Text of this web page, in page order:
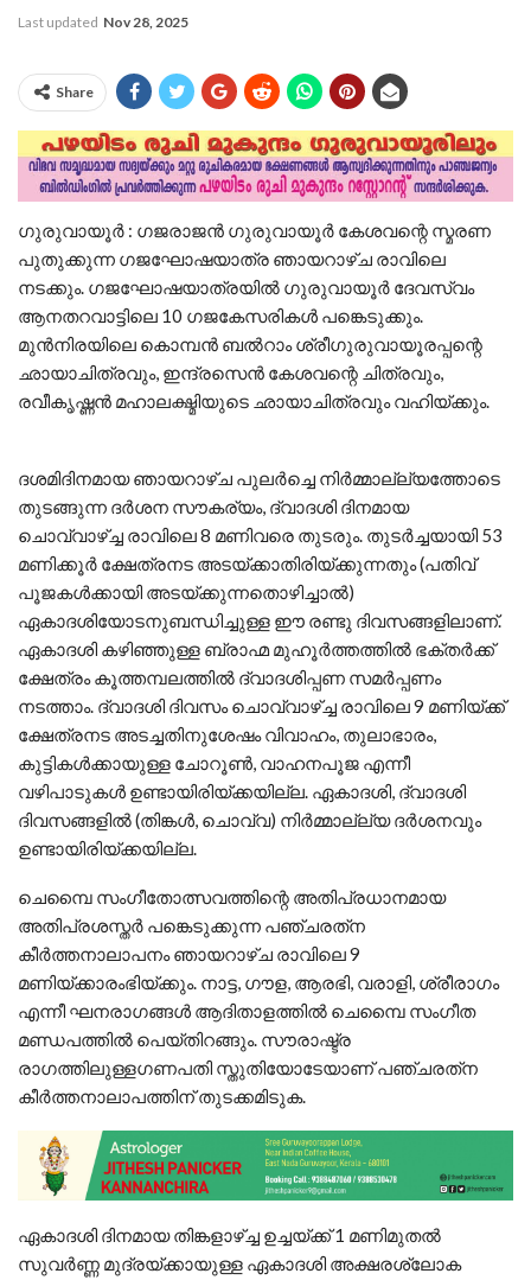
Last updated Nov 28, 2025
Share
ഗുരുവായൂര്‍ : ഗജരാജന്‍ ഗുരുവായൂര്‍ കേശവന്റെ സ്മരണ
പുതുക്കുന്ന ഗജഘോഷയാത്ര ഞായറാഴ്ച രാവിലെ
നടക്കും. ഗജഘോഷയാത്രയില്‍ ഗുരുവായൂര്‍ ദേവസ്വം
ആനതറവാട്ടിലെ 10 ഗജകേസരികള്‍ പങ്കെടുക്കും.
മുന്‍നിരയിലെ കൊമ്പന്‍ ബല്‍റാം ശ്രീഗുരുവായൂരപ്പന്റെ
ഛായാചിത്രവും, ഇന്ദ്രസെന്‍ കേശവന്റെ ചിത്രവും,
രവീകൃഷ്ണന്‍ മഹാലക്ഷ്മിയുടെ ഛായാചിത്രവും വഹിയ്ക്കും.
ദശമിദിനമായ ഞായറാഴ്ച പുലര്‍ച്ചെ നിര്‍മ്മാല്ല്യത്തോടെ
തുടങ്ങുന്ന ദര്‍ശന സൗകര്യം, ദ്വാദശി ദിനമായ
ചൊവ്വാഴ്ച്ച രാവിലെ 8 മണിവരെ തുടരും. തുടര്‍ച്ചയായി 53
മണിക്കൂര്‍ ക്ഷേത്രനട അടയ്ക്കാതിരിയ്ക്കുന്നതും (പതിവ്
പൂജകള്‍ക്കായി അടയ്ക്കുന്നതൊഴിച്ചാല്‍)
ഏകാദശിയോടനുബന്ധിച്ചുള്ള ഈ രണ്ടു ദിവസങ്ങളിലാണ്.
ഏകാദശി കഴിഞ്ഞുള്ള ബ്രാഹ്മ മുഹൂര്‍ത്തത്തില്‍ ഭക്തര്‍ക്ക്
ക്ഷേത്രം കൂത്തമ്പലത്തില്‍ ദ്വാദശിപ്പണ സമര്‍പ്പണം
നടത്താം. ദ്വാദശി ദിവസം ചൊവ്വാഴ്ച്ച രാവിലെ 9 മണിയ്ക്ക്
ക്ഷേത്രനട അടച്ചതിനുശേഷം വിവാഹം, തുലാഭാരം,
കുട്ടികള്‍ക്കായുള്ള ചോറൂണ്‍, വാഹനപൂജ എന്നീ
വഴിപാടുകള്‍ ഉണ്ടായിരിയ്ക്കയില്ല. ഏകാദശി, ദ്വാദശി
ദിവസങ്ങളില്‍ (തിങ്കള്‍, ചൊവ്വ) നിര്‍മ്മാല്ല്യ ദര്‍ശനവും
ഉണ്ടായിരിയ്ക്കയില്ല.
ചെമ്പൈ സംഗീതോത്സവത്തിന്റെ അതിപ്രധാനമായ
അതിപ്രശസ്തര്‍ പങ്കെടുക്കുന്ന പഞ്ചരത്‌ന
കീര്‍ത്തനാലാപനം ഞായറാഴ്ച രാവിലെ 9
മണിയ്ക്കാരംഭിയ്ക്കും. നാട്ട, ഗൗള, ആരഭി, വരാളി, ശ്രീരാഗം
എന്നീ ഘനരാഗങ്ങള്‍ ആദിതാളത്തില്‍ ചെമ്പൈ സംഗീത
മണ്ഡപത്തില്‍ പെയ്തിറങ്ങും. സൗരാഷ്ട്ര
രാഗത്തിലുള്ളഗണപതി സ്തുതിയോടേയാണ് പഞ്ചരത്‌ന
കീര്‍ത്തനാലാപത്തിന് തുടക്കമിടുക.
ഏകാദശി ദിനമായ തിങ്കളാഴ്ച്ച ഉച്ചയ്ക്ക് 1 മണിമുതല്‍
സുവര്‍ണ്ണ മുദ്രയ്ക്കായുള്ള ഏകാദശി അക്ഷരശ്ലോക